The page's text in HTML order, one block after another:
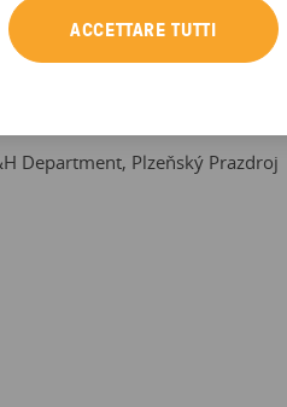
l’ora di collaborare con altri
nuovi mercati!”
Department, Plzeňský Prazdroj
ACCETTARE TUTTI